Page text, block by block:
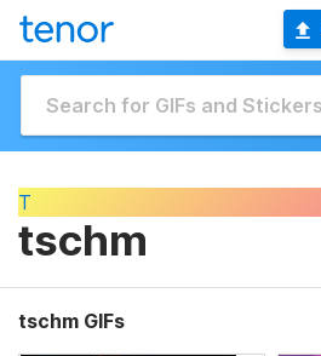
T
tschm
tschm GIFs